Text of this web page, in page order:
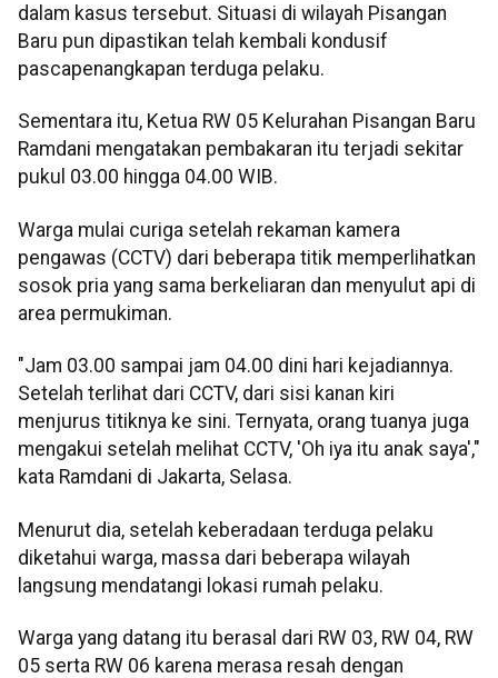
dalam kasus tersebut. Situasi di wilayah Pisangan
Baru pun dipastikan telah kembali kondusif
pascapenangkapan terduga pelaku.
Sementara itu, Ketua RW 05 Kelurahan Pisangan Baru
Ramdani mengatakan pembakaran itu terjadi sekitar
pukul 03.00 hingga 04.00 WIB.
Warga mulai curiga setelah rekaman kamera
pengawas (CCTV) dari beberapa titik memperlihatkan
sosok pria yang sama berkeliaran dan menyulut api di
area permukiman.
"Jam 03.00 sampai jam 04.00 dini hari kejadiannya.
Setelah terlihat dari CCTV, dari sisi kanan kiri
menjurus titiknya ke sini. Ternyata, orang tuanya juga
mengakui setelah melihat CCTV, 'Oh iya itu anak saya',"
kata Ramdani di Jakarta, Selasa.
Menurut dia, setelah keberadaan terduga pelaku
diketahui warga, massa dari beberapa wilayah
langsung mendatangi lokasi rumah pelaku.
Warga yang datang itu berasal dari RW 03, RW 04, RW
05 serta RW 06 karena merasa resah dengan